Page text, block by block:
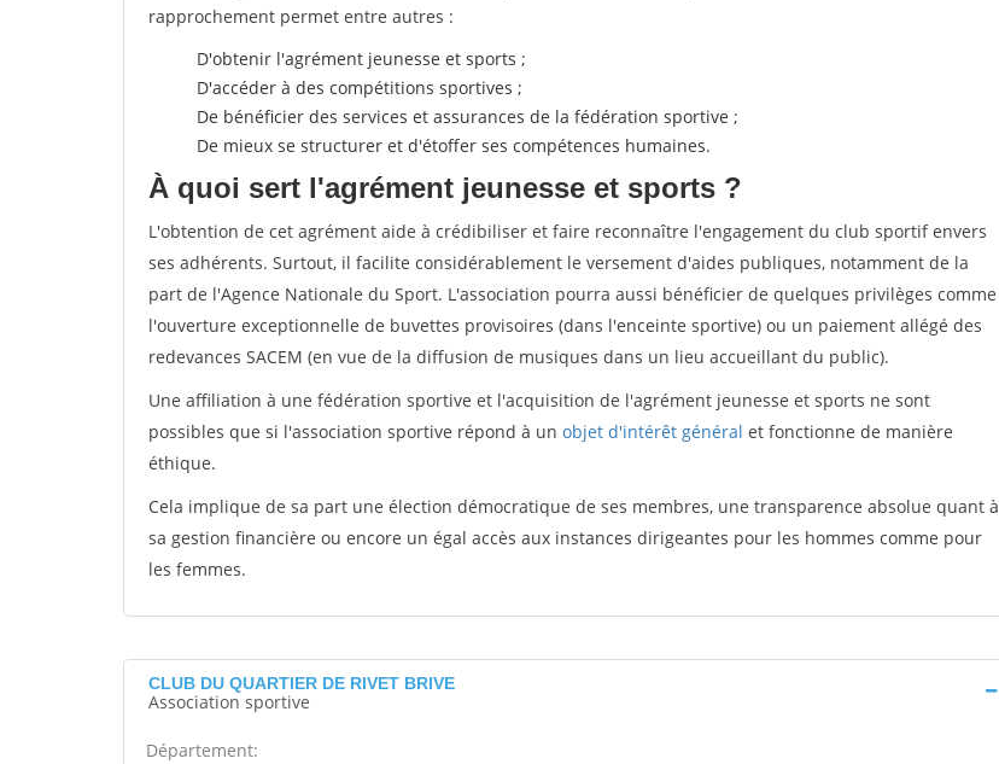
rapprochement permet entre autres :
D'obtenir l'agrément jeunesse et sports ;
D'accéder à des compétitions sportives ;
De bénéficier des services et assurances de la fédération sportive ;
De mieux se structurer et d'étoffer ses compétences humaines.
À quoi sert l'agrément jeunesse et sports ?
L'obtention de cet agrément aide à crédibiliser et faire reconnaître l'engagement du club sportif envers
ses adhérents. Surtout, il facilite considérablement le versement d'aides publiques, notamment de la
part de l'Agence Nationale du Sport. L'association pourra aussi bénéficier de quelques privilèges comme
l'ouverture exceptionnelle de buvettes provisoires (dans l'enceinte sportive) ou un paiement allégé des
redevances SACEM (en vue de la diffusion de musiques dans un lieu accueillant du public).
Une affiliation à une fédération sportive et l'acquisition de l'agrément jeunesse et sports ne sont
possibles que si l'association sportive répond à un objet d'intérêt général et fonctionne de manière
éthique.
Cela implique de sa part une élection démocratique de ses membres, une transparence absolue quant à
sa gestion financière ou encore un égal accès aux instances dirigeantes pour les hommes comme pour
les femmes.
CLUB DU QUARTIER DE RIVET BRIVE
Association sportive
Département: